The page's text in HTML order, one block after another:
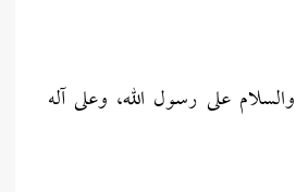
على رسول الله، وعلى آله